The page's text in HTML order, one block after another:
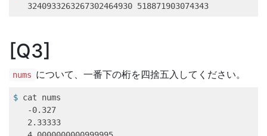
   3240933263267302464930 518871903074343
Q3
nums について、一番下の桁を四捨五入してください。
$ cat nums
   -0.327
   2.33333